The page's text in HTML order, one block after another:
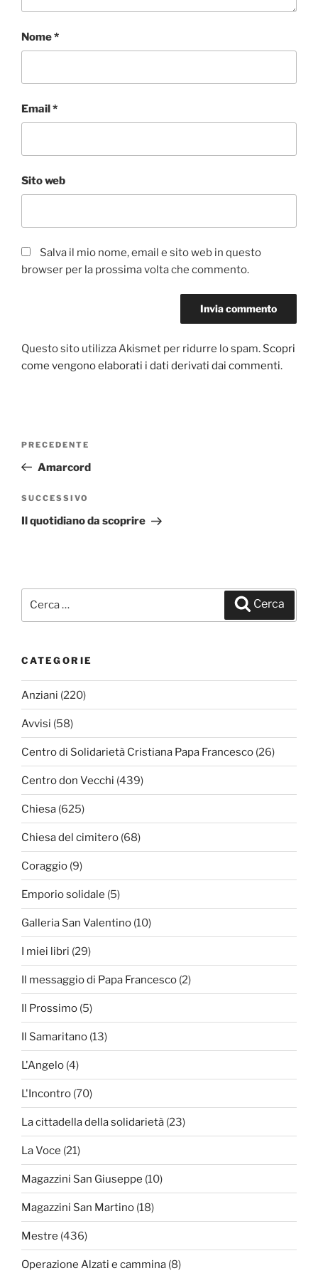
Nome*
Email*
Sito web
Salva il mio nome, email e sito web in questo
browser per la prossima volta che commento.
Questo sito utilizza Akismet per ridurre lo spam. Scopri
come vengono elaborati i dati derivati dai commenti.
Navigazione
Articolo
precedente:
PRECEDENTE
Amarcord
Articolo
successivo
SUCCESSIVO
Il quotidiano da scoprire
Cerca:
Cerca
CATEGORIE
Anziani (220)
Avvisi (58)
Centro di Solidarietà Cristiana Papa Francesco (26)
Centro don Vecchi (439)
Chiesa (625)
Chiesa del cimitero (68)
Coraggio (9)
Emporio solidale (5)
Galleria San Valentino (10)
I miei libri (29)
Il messaggio di Papa Francesco (2)
Il Prossimo (5)
Il Samaritano (13)
L'Angelo (4)
L'Incontro (70)
La cittadella della solidarietà (23)
La Voce (21)
Magazzini San Giuseppe (10)
Magazzini San Martino (18)
Mestre (436)
Operazione Alzati e cammina (8)